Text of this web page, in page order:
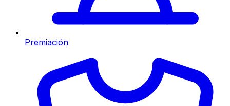
Premiación